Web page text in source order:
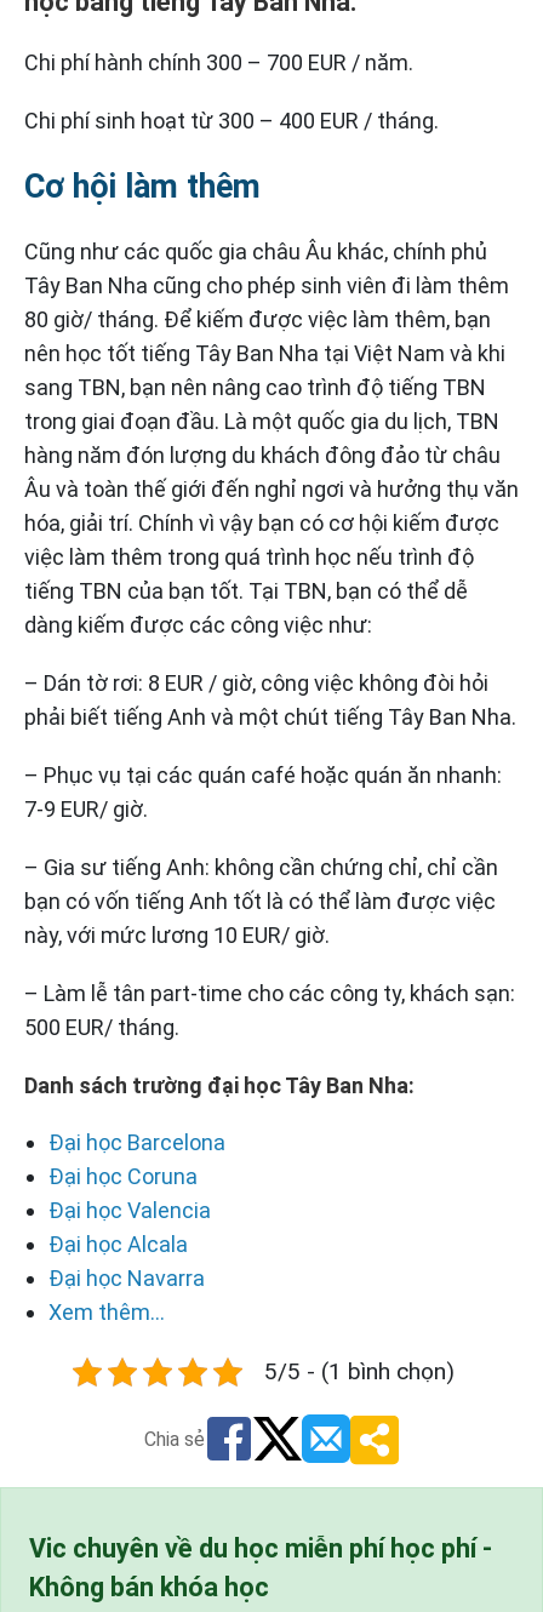
Chi phí hành chính 300 – 700 EUR / năm.
Chi phí sinh hoạt từ 300 – 400 EUR / tháng.
Cơ hội làm thêm
Cũng như các quốc gia châu Âu khác, chính phủ
Tây Ban Nha cũng cho phép sinh viên đi làm thêm
80 giờ/ tháng. Để kiếm được việc làm thêm, bạn
nên học tốt tiếng Tây Ban Nha tại Việt Nam và khi
sang TBN, bạn nên nâng cao trình độ tiếng TBN
trong giai đoạn đầu. Là một quốc gia du lịch, TBN
hàng năm đón lượng du khách đông đảo từ châu
Âu và toàn thế giới đến nghỉ ngơi và hưởng thụ văn
hóa, giải trí. Chính vì vậy bạn có cơ hội kiếm được
việc làm thêm trong quá trình học nếu trình độ
tiếng TBN của bạn tốt. Tại TBN, bạn có thể dễ
dàng kiếm được các công việc như:
– Dán tờ rơi: 8 EUR / giờ, công việc không đòi hỏi
phải biết tiếng Anh và một chút tiếng Tây Ban Nha.
– Phục vụ tại các quán café hoặc quán ăn nhanh:
7-9 EUR/ giờ.
– Gia sư tiếng Anh: không cần chứng chỉ, chỉ cần
bạn có vốn tiếng Anh tốt là có thể làm được việc
này, với mức lương 10 EUR/ giờ.
– Làm lễ tân part-time cho các công ty, khách sạn:
500 EUR/ tháng.
Danh sách trường đại học Tây Ban Nha:
Đại học Barcelona
Đại học Coruna
Đại học Valencia
Đại học Alcala
Đại học Navarra
Xem thêm...
5/5 - (1 bình chọn)
Chia sẻ
Vic chuyên về du học miễn phí học phí -
Không bán khóa học